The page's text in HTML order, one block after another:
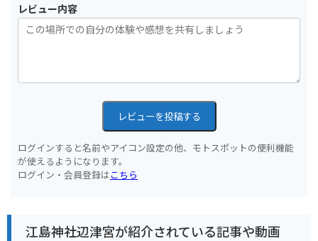
レビュー内容
レビューを投稿する
ログインすると名前やアイコン設定の他、モトスポットの便利機能
が使えるようになります。
ログイン・会員登録はこちら
江島神社辺津宮が紹介されている記事や動画